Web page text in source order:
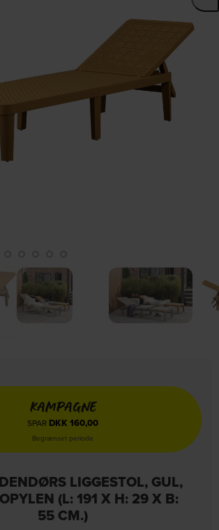
KAMPAGNE
SPAR DKK 160,00
Begrænset periode
LIGGESTOL, GUL,
(L: 191 X H: 29 X B:
55 CM.)